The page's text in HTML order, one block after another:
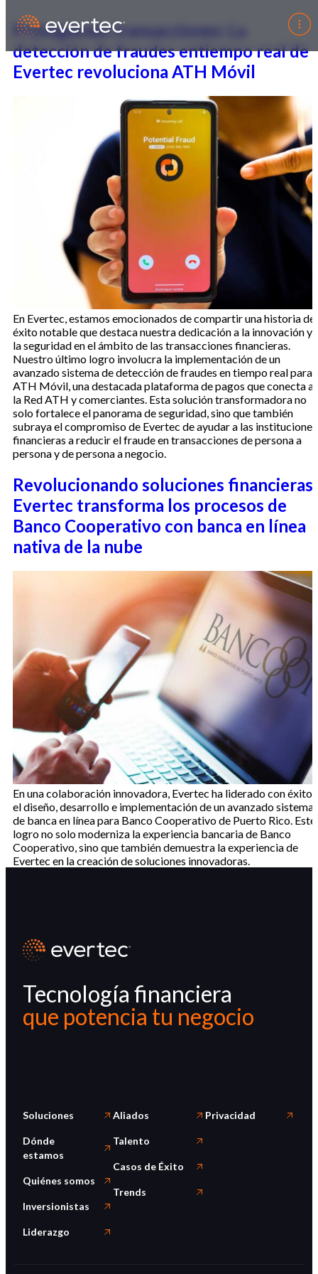
Protegiendo transacciones: La
detección de fraudes entiempo real de
Evertec revoluciona ATH Móvil
En Evertec, estamos emocionados de compartir una historia de
éxito notable que destaca nuestra dedicación a la innovación y
la seguridad en el ámbito de las transacciones financieras.
Nuestro último logro involucra la implementación de un
avanzado sistema de detección de fraudes en tiempo real para
ATH Móvil, una destacada plataforma de pagos que conecta a
la Red ATH y comerciantes. Esta solución transformadora no
solo fortalece el panorama de seguridad, sino que también
subraya el compromiso de Evertec de ayudar a las instituciones
financieras a reducir el fraude en transacciones de persona a
persona y de persona a negocio.
Revolucionando soluciones financieras:
Evertec transforma los procesos de
Banco Cooperativo con banca en línea
nativa de la nube
En una colaboración innovadora, Evertec ha liderado con éxito
el diseño, desarrollo e implementación de un avanzado sistema
de banca en línea para Banco Cooperativo de Puerto Rico. Este
logro no solo moderniza la experiencia bancaria de Banco
Cooperativo, sino que también demuestra la experiencia de
Evertec en la creación de soluciones innovadoras.
Tecnología financiera
que potencia tu negocio
Soluciones
Dónde
estamos
Quiénes somos
Inversionistas
Liderazgo
Aliados
Talento
Casos de Éxito
Trends
Privacidad